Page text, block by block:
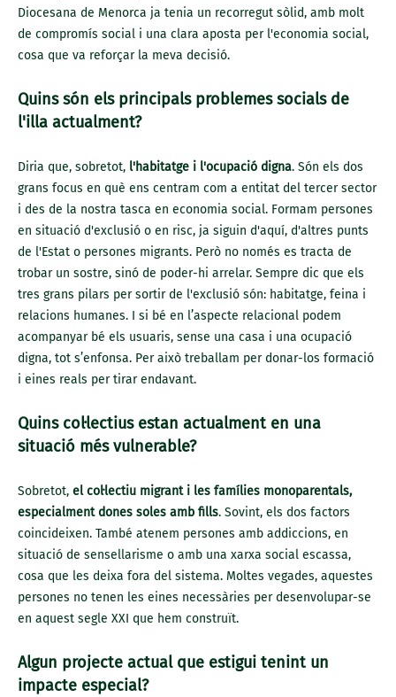
Diocesana de Menorca ja tenia un recorregut sòlid, amb molt
de compromís social i una clara aposta per l'economia social,
cosa que va reforçar la meva decisió.
Quins són els principals problemes socials de
l'illa actualment?
Diria que, sobretot, l'habitatge i l'ocupació digna. Són els dos
grans focus en què ens centram com a entitat del tercer sector
i des de la nostra tasca en economia social. Formam persones
en situació d'exclusió o en risc, ja siguin d'aquí, d'altres punts
de l'Estat o persones migrants. Però no només es tracta de
trobar un sostre, sinó de poder-hi arrelar. Sempre dic que els
tres grans pilars per sortir de l'exclusió són: habitatge, feina i
relacions humanes. I si bé en l’aspecte relacional podem
acompanyar bé els usuaris, sense una casa i una ocupació
digna, tot s’enfonsa. Per això treballam per donar-los formació
i eines reals per tirar endavant.
Quins col·lectius estan actualment en una
situació més vulnerable?
Sobretot, el col·lectiu migrant i les famílies monoparentals,
especialment dones soles amb fills. Sovint, els dos factors
coincideixen. També atenem persones amb addiccions, en
situació de sensellarisme o amb una xarxa social escassa,
cosa que les deixa fora del sistema. Moltes vegades, aquestes
persones no tenen les eines necessàries per desenvolupar-se
en aquest segle XXI que hem construït.
Algun projecte actual que estigui tenint un
impacte especial?